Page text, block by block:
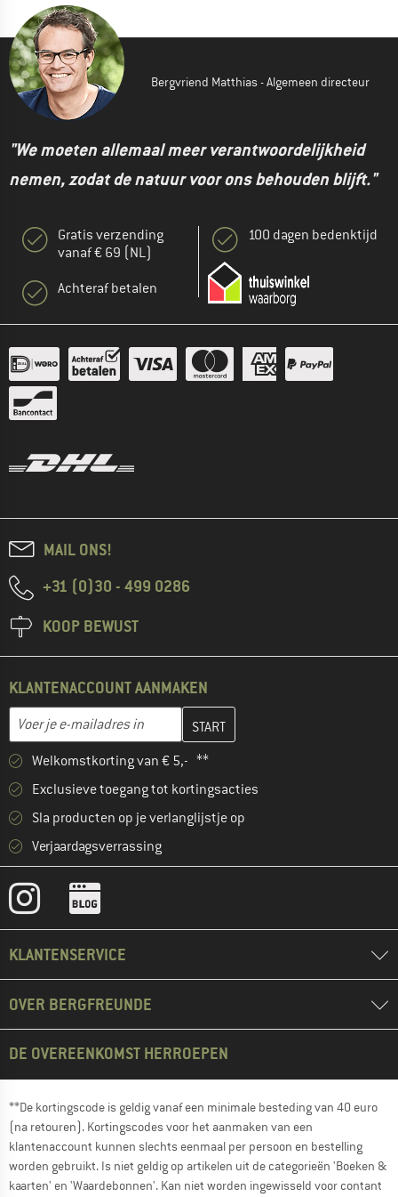
Bergvriend Matthias - Algemeen directeur
"We moeten allemaal meer verantwoordelijkheid
nemen, zodat de natuur voor ons behouden blijft."
Gratis verzending
vanaf € 69 (NL)
Achteraf betalen
100 dagen bedenktijd
MAIL ONS!
+31 (0)30 - 499 0286
KOOP BEWUST
KLANTENACCOUNT AANMAKEN
E-mailadres
Vul je e-mailadres hier in en maak in de volgende stap je
Welkomstkorting van € 5,- **
Exclusieve toegang tot kortingsacties
Sla producten op je verlanglijstje op
Verjaardagsverrassing
KLANTENSERVICE
OVER BERGFREUNDE
DE OVEREENKOMST HERROEPEN
**De kortingscode is geldig vanaf een minimale besteding van 40 euro
(na retouren). Kortingscodes voor het aanmaken van een
klantenaccount kunnen slechts eenmaal per persoon en bestelling
worden gebruikt. Is niet geldig op artikelen uit de categorieën 'Boeken &
kaarten' en 'Waardebonnen'. Kan niet worden ingewisseld voor contant